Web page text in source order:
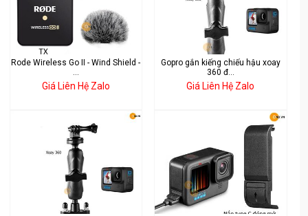
Rode Wireless Go II - Wind Shield -
Giá Liên Hệ Zalo
Gopro gắn kiếng chiếu hậu xoay
360 đ...
Giá Liên Hệ Zalo